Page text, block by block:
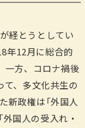
経とうとしてい
年12月に総合的
一方、コロナ禍後
、多文化共生の
政権は「外国人
国人の受入れ・